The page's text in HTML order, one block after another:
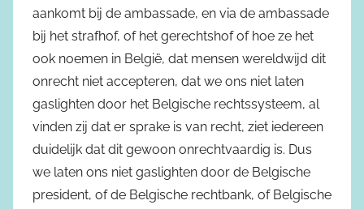
aankomt bij de ambassade, en via de ambassade
bij het strafhof, of het gerechtshof of hoe ze het
ook noemen in België, dat mensen wereldwijd dit
onrecht niet accepteren, dat we ons niet laten
gaslighten door het Belgische rechtssysteem, al
vinden zij dat er sprake is van recht, ziet iedereen
duidelijk dat dit gewoon onrechtvaardig is. Dus
we laten ons niet gaslighten door de Belgische
president, of de Belgische rechtbank, of Belgische